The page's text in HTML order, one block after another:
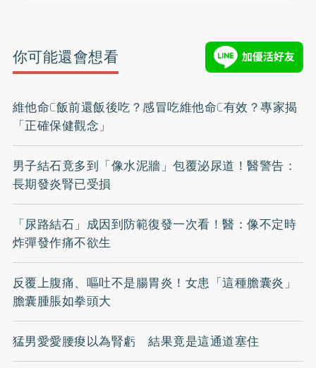
你可能還會想看
維他命C飯前還飯後吃？感冒吃維他命C有效？專家揭
「正確保健觀念」
男子結石竟多到「像水泥牆」包覆泌尿道！醫警告：
長期發炎腎已受損
「尿路結石」成因到防範復發一次看！醫：像不定時
炸彈發作痛不欲生
反覆上腹痛、嘔吐不是腸胃炎！女患「這種膽囊炎」
膽囊腫脹如拳頭大
猛男愛愛腰痠以為腎虧 結果竟是這通道塞住